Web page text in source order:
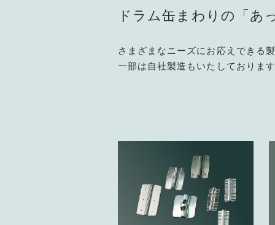
ドラム缶まわりの「あ
さまざまなニーズにお応えできる
一部は自社製造もいたしておりま